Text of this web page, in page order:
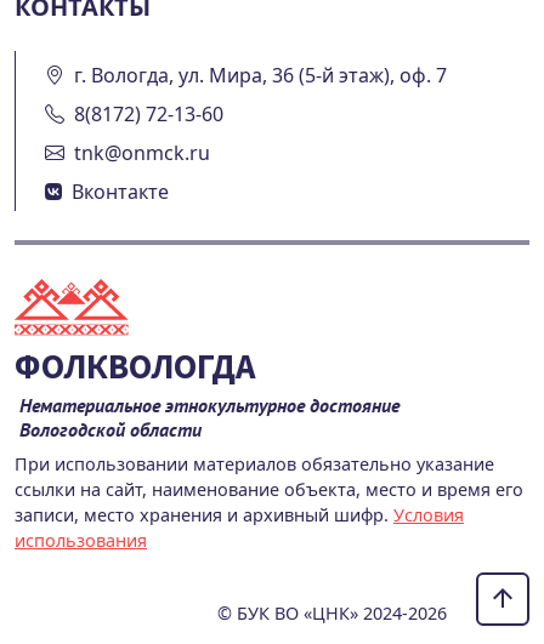
КОНТАКТЫ
г. Вологда, ул. Мира, 36 (5-й этаж), оф. 7
8(8172) 72-13-60
tnk@onmck.ru
Вконтакте
ФОЛКВОЛОГДА
Нематериальное этнокультурное достояние
Вологодской области
При использовании материалов обязательно указание
ссылки на сайт, наименование объекта, место и время его
записи, место хранения и архивный шифр. Условия
использования
© БУК ВО «ЦНК» 2024-2026